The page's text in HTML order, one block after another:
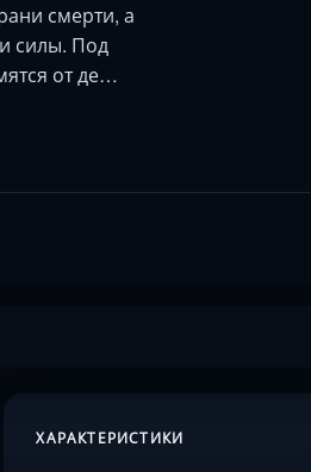
смерти, а
силы. Под
от де…
ХАРАКТЕРИСТИКИ